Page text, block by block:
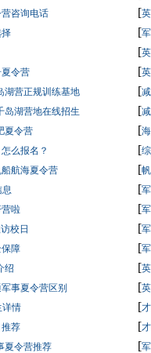
咨询电话 [
择 [
[
令营 [
湖营正规训练基地 [
岛湖营地在线招生 [
夏令营 [
么报名？ [
航海夏令营 [
息 [
啦 [
校日 [
障 [
绍 [
事夏令营区别 [
详情 [
荐 [
夏令营推荐 [